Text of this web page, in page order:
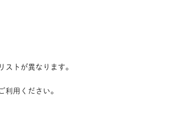
トが異なります。
利用ください。